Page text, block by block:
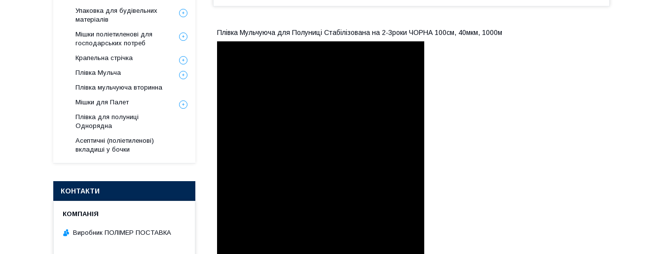
Плівка Мульчуюча для Полуниці Стабілізована на 2-3роки ЧОРНА 100см, 40мкм, 1000м
Упаковка для будівельних
матеріалів
Мішки поліетиленові для
господарських потреб
Крапельна стрічка
Плівка Мульча
Плівка мульчуюча вторинна
Мішки для Палет
Плівка для полуниці
Однорядна
Асептичні (поліетиленові)
вкладиші у бочки
КОНТАКТИ
Виробник ПОЛІМЕР ПОСТАВКА